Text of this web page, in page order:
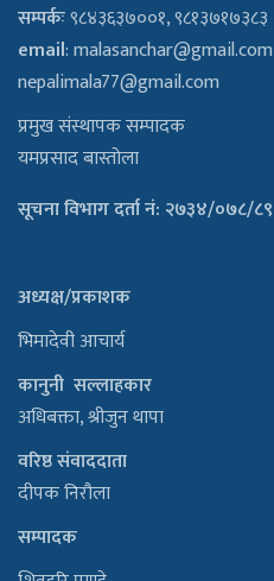
सम्पर्कः९८४३६३७००१, ९८१३७१७३८३
email:malasanchar@gmail.com
nepalimala77@gmail.com
प्रमुख संस्थापक सम्पादक
यमप्रसाद बास्तोला
सूचना विभाग दर्ता नं: २७३४/०७८/८९
अध्यक्ष/प्रकाशक
भिमादेवी आचार्य
कानुनी सल्लाहकार
अधिबक्ता, श्रीजुन थापा
वरिष्ठ संवाददाता
दीपक निरौला
सम्पादक